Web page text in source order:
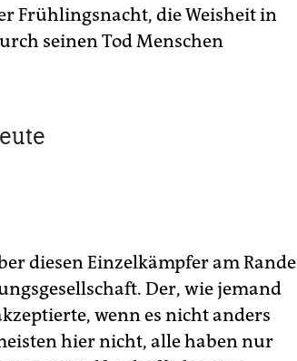
Frühlingsnacht, die Weisheit in
seinen Tod Menschen
diesen Einzelkämpfer am Rande
Der, wie jemand
wenn es nicht anders
hier nicht, alle haben nur